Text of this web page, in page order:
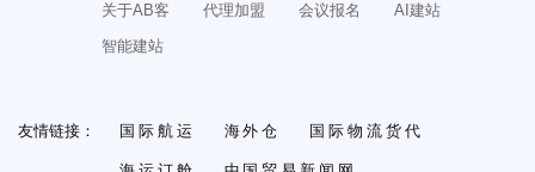
关于AB客
代理加盟 会议报名
AI建站
智能建站
友情链接： 国际航运 海外仓 国际物流货代